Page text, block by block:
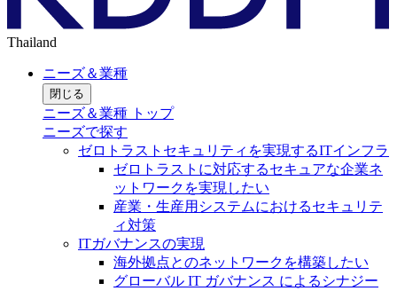
Thailand
ニーズ＆業種
閉じる
ニーズ＆業種 トップ
ニーズで探す
ゼロトラストセキュリティを実現するITインフラ
ゼロトラストに対応するセキュアな企業ネ
ットワークを実現したい
産業・生産用システムにおけるセキュリテ
ィ対策
ITガバナンスの実現
海外拠点とのネットワークを構築したい
グローバル IT ガバナンス によるシナジー